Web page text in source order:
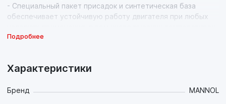
- Специальный пакет присадок и синтетическая база
обеспечивает устойчивую работу двигателя при любых
и нагрузках и использовании бензина низкого качества,
поршневых колец, что увеличивает срок службы
- Бездымное сгорание;
Подробнее
Характеристики
Бренд MANNOL